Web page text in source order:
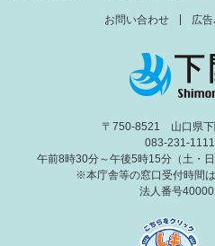
お問い合わせ 広
〒750-8521 山口県下
083-231-1111
午前8時30分～午後5時15分（土・
※本庁舎等の窓口受付時間
法人番号